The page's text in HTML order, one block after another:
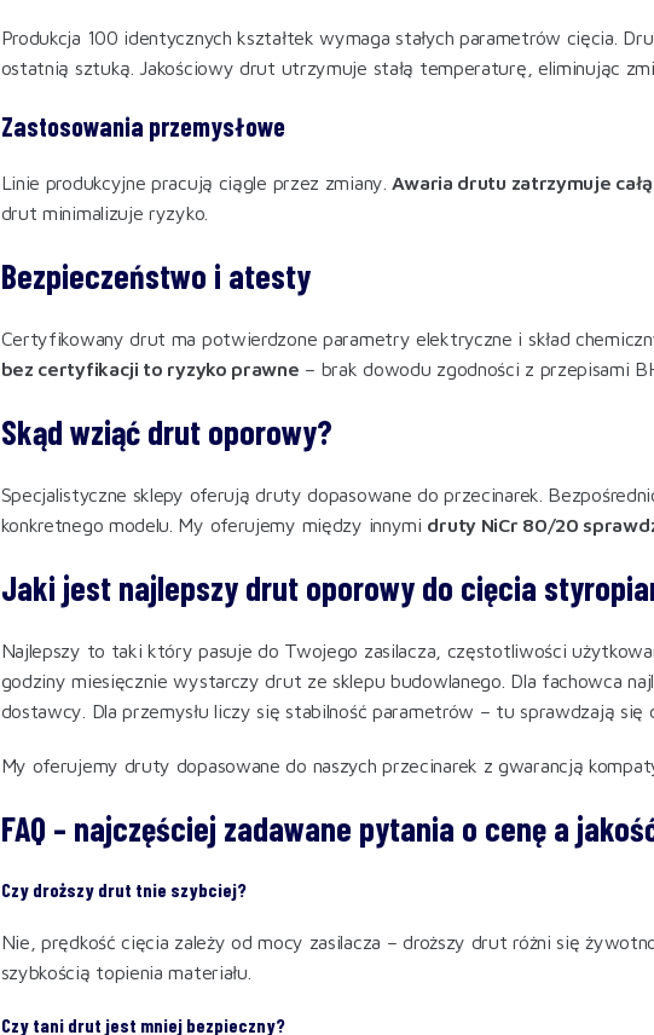
Produkcja 100 identycznych kształtek wymaga stałych parametrów cięcia.
ostatnią sztuką. Jakościowy drut utrzymuje stałą temperaturę, eliminując
Zastosowania przemysłowe
Linie produkcyjne pracują ciągle przez zmiany.Awaria drutu zatrzymuje
drut minimalizuje ryzyko.
Bezpieczeństwo i atesty
Certyfikowany drut ma potwierdzone parametry elektryczne i skład
bez certyfikacji to ryzyko prawne – brak dowodu zgodności z przepisami
Skąd wziąć drut oporowy?
Specjalistyczne sklepy oferują druty dopasowane do przecinarek.
konkretnego modelu. My oferujemy między innymi druty NiCr 80/20
Jaki jest najlepszy drut oporowy do cięcia
Najlepszy to taki który pasuje do Twojego zasilacza, częstotliwości
godziny miesięcznie wystarczy drut ze sklepu budowlanego. Dla fachowca
dostawcy. Dla przemysłu liczy się stabilność parametrów – tu sprawdzają
My oferujemy druty dopasowane do naszych przecinarek z gwarancją
FAQ – najczęściej zadawane pytania o cenę a
Czy droższy drut tnie szybciej?
Nie, prędkość cięcia zależy od mocy zasilacza – droższy drut różni się
szybkością topienia materiału.
Czy tani drut jest mniej bezpieczny?